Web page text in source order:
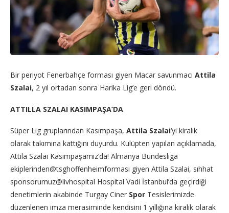
Bir periyot Fenerbahçe forması giyen Macar savunmacı Attila
Szalai, 2 yıl ortadan sonra Harika Lig’e geri döndü.
ATTILLA SZALAI KASIMPAŞA’DA
Süper Lig gruplarından Kasımpaşa, Attila Szalai‘yi kiralık
olarak takımına kattığını duyurdu. Kulüpten yapılan açıklamada,
Attila Szalai Kasımpaşamız’da! Almanya Bundesliga
ekiplerinden@tsghoffenheimforması giyen Attila Szalai, sıhhat
sponsorumuz@livhospital Hospital Vadi İstanbul’da geçirdiği
denetimlerin akabinde Turgay Ciner Spor Tesislerimizde
düzenlenen imza merasiminde kendisini 1 yıllığına kiralık olarak